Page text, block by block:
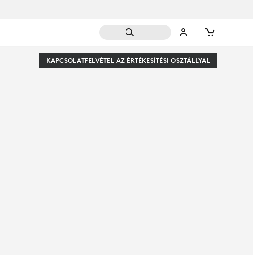
KAPCSOLATFELVÉTEL AZ ÉRTÉKESÍTÉSI OSZTÁLLYAL